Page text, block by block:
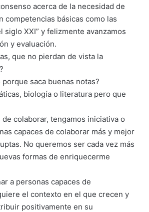
acerca de la necesidad de
competencias básicas como las
siglo XXI” y felizmente avanzamos
y evaluación.
que no pierdan de vista la
saca buenas notas?
biología o literatura pero que
colaborar, tengamos iniciativa o
capaces de colaborar más y mejor
No queremos ser cada vez más
formas de enriquecerme
a personas capaces de
el contexto en el que crecen y
positivamente en su